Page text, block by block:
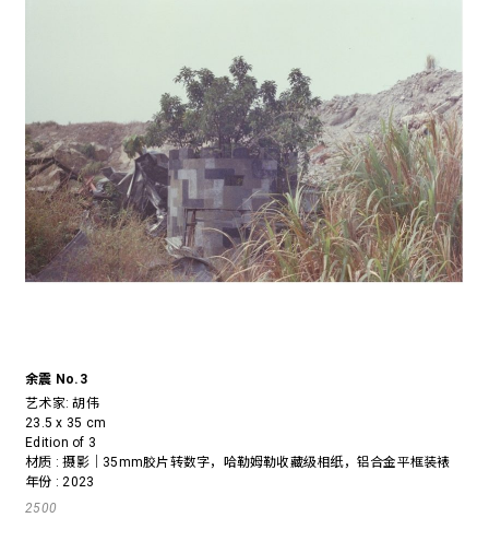
余震 No.3
艺术家:胡伟
23.5 x 35 cm
Edition of 3
材质 : 摄影｜35mm胶片转数字，哈勒姆勒收藏级相纸，铝合金平框装裱
年份 : 2023
2500